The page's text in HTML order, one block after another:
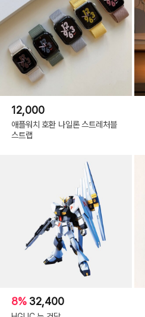
12,000
애플워치 호환 나일론 스트레처블
스트랩
8% 32,400